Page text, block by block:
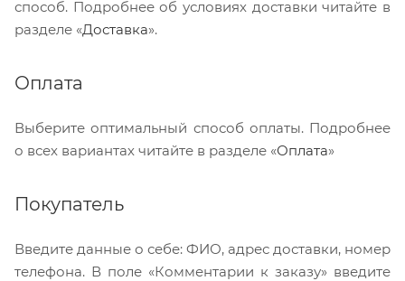
способ. Подробнее об условиях доставки читайте в
разделе «Доставка».
Оплата
Выберите оптимальный способ оплаты. Подробнее
о всех вариантах читайте в разделе «Оплата»
Покупатель
Введите данные о себе: ФИО, адрес доставки, номер
телефона. В поле «Комментарии к заказу» введите